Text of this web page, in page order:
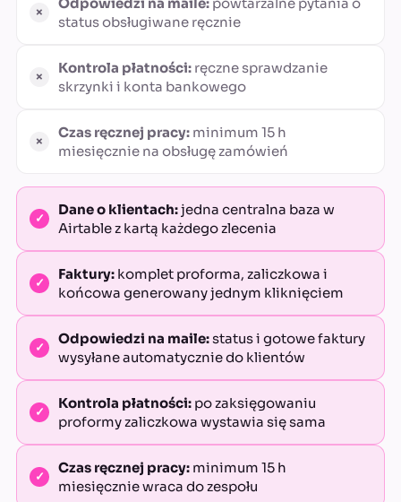
status obsługiwane ręcznie
Kontrola płatności: ręczne sprawdzanie
skrzynki i konta bankowego
Czas ręcznej pracy: minimum 15 h
miesięcznie na obsługę zamówień
Dane o klientach:jedna centralna baza w
Airtable z kartą każdego zlecenia
Faktury: komplet proforma, zaliczkowa i
końcowa generowany jednym kliknięciem
Odpowiedzi na maile:status i gotowe faktury
wysyłane automatycznie do klientów
Kontrola płatności: po zaksięgowaniu
proformy zaliczkowa wystawia się sama
Czas ręcznej pracy: minimum 15 h
miesięcznie wraca do zespołu